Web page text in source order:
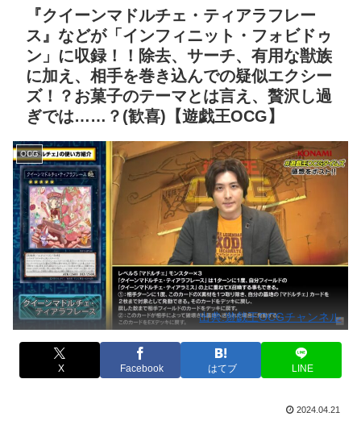
『クイーンマドルチェ・ティアラフレー
ス』などが「インフィニット・フォビドゥ
ン」に収録！！除去、サーチ、有用な獣族
に加え、相手を巻き込んでの疑似エクシー
ズ！？お菓子のテーマとは言え、贅沢し過
ぎでは……？(歓喜)【遊戯王OCG】
OCG
出典:遊戯王OCGチャンネル
X Facebook はてブ LINE
2024.04.21